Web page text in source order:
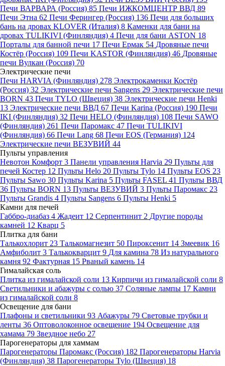
Печи ВАРВАРА (Россия) 85 Печи ИЖКОМЦЕНТР ВВД 89
Печи Этна 62 Печи Ферингер (Россия) 136 Печи для больших
бань на дровах KLOVER (Италия) 8 Каменки для бани на
дровах TULIKIVI (Финляндия) 4 Печи для бани ASTON 18
Порталы для банной печи 17 Печи Ермак 54 Дровяные печи
Костёр (Россия) 109 Печи KASTOR (Финляндия) 46 Дровяные
печи Вулкан (Россия) 70
Электрические печи
Печи HARVIA (Финляндия) 278 Электрокаменки Костёр
(Россия) 32 Электрические печи Sangens 29 Электрические печи
BORN 43 Печи TYLO (Швеция) 38 Электрические печи Henki
13 Электрические печи ВВД 67 Печи Karina (Россия) 190 Печи
IKI (Финляндия) 32 Печи HELO (Финляндия) 108 Печи SAWO
(Финляндия) 261 Печи Паромакс 47 Печи TULIKIVI
(Финляндия) 66 Печи Lang 68 Печи EOS (Германия) 124
Электрические печи ВЕЗУВИЙ 44
Пульты управления
Невотон Комфорт 3 Панели управления Harvia 29 Пульты для
печей Костер 12 Пульты Helo 20 Пульты Tylo 14 Пульты EOS 23
Пульты Sawo 30 Пульты Karina 5 Пульты FASEL 41 Пульты ВВД
36 Пульты BORN 13 Пульты ВЕЗУВИЙ 3 Пульты Паромакс 23
Пульты Grandis 4 Пульты Sangens 6 Пульты Henki 5
Камни для печей
Габбро-диабаз 4 Жадеит 12 Серпентинит 2 Другие породы
камней 12 Кварц 5
Плитка для бани
Талькохлорит 23 Талькомагнезит 50 Пироксенит 14 Змеевик 16
Амфиболит 3 Талькокварцит 9 Для камина 78 Из натурального
камня 92 Фактурная 15 Рваный камень 14
Гималайская соль
Плитка из гималайской соли 13 Кирпичи из гималайской соли 8
Светильники и абажуры с солью 37 Соляные лампы 17 Камни
из гималайской соли 8
Освещение для бани
Плафоны и светильники 93 Абажуры 79 Световые трубки и
ленты 36 Оптоволоконное освещение 194 Освещение для
хамама 79 Звездное небо 27
Парогенераторы для хаммам
Парогенераторы Паромакс (Россия) 182 Парогенераторы Harvia
(Финляндия) 38 Парогенераторы Tylo (Швеция) 18